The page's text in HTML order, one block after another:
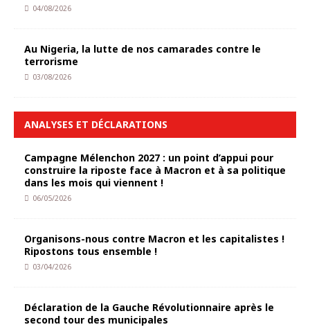
04/08/2026
Au Nigeria, la lutte de nos camarades contre le
terrorisme
03/08/2026
ANALYSES ET DÉCLARATIONS
Campagne Mélenchon 2027 : un point d’appui pour
construire la riposte face à Macron et à sa politique
dans les mois qui viennent !
06/05/2026
Organisons-nous contre Macron et les capitalistes !
Ripostons tous ensemble !
03/04/2026
Déclaration de la Gauche Révolutionnaire après le
second tour des municipales